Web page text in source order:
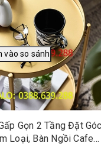
Gọn 2 Tầng Đặt Góc
Loại, Bàn Ngồi Cafe